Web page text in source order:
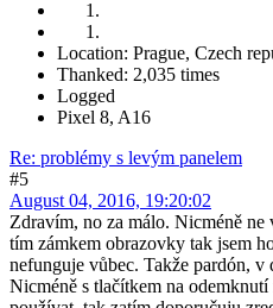
Location: Prague, Czech
Thanked: 2,035 times
Logged
Pixel 8, A16
Re: problémy s levým panelem
#5
August 04, 2016, 19:20:02
Zdravím, no za málo. Nicméně ne
tím zámkem obrazovky tak jsem
nefunguje vůbec. Takže pardón,
Nicméně s tlačítkem na